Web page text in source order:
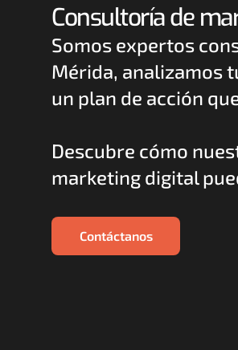
Consultoría de
Somos expertos
Mérida, analizamos
un plan de acción
Descubre cómo
marketing digital
Contáctanos